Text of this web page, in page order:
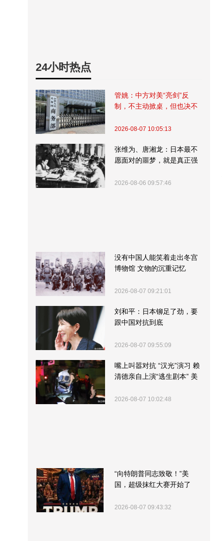
24小时热点
管姚：中方对美“亮剑”反
制，不主动掀桌，但也决不
2026-08-07 10:05:13
张维为、唐湘龙：日本最不
愿面对的噩梦，就是真正强
2026-08-06 09:57:46
没有中国人能笑着走出冬宫
博物馆 文物的沉重记忆
2026-08-07 09:21:01
刘和平：日本铆足了劲，要
跟中国对抗到底
2026-08-07 09:55:09
嘴上叫嚣对抗 “汉光”演习 赖
清德亲自上演“逃生剧本” 美
2026-08-07 10:02:48
“向特朗普同志致敬！”美
国，超级抹红大赛开始了
2026-08-07 09:43:32